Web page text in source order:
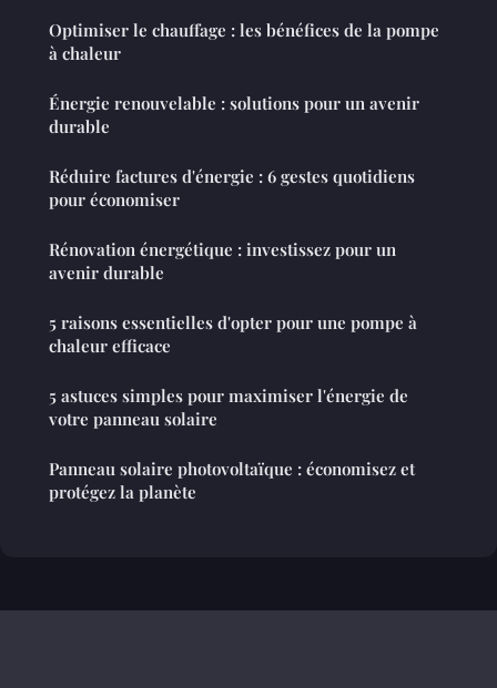
Optimiser le chauffage : les bénéfices de la pompe
à chaleur
Énergie renouvelable : solutions pour un avenir
durable
Réduire factures d'énergie : 6 gestes quotidiens
pour économiser
Rénovation énergétique : investissez pour un
avenir durable
5 raisons essentielles d'opter pour une pompe à
chaleur efficace
5 astuces simples pour maximiser l'énergie de
votre panneau solaire
Panneau solaire photovoltaïque : économisez et
protégez la planète